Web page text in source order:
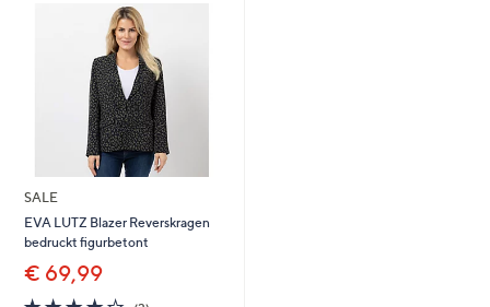
SALE
EVA LUTZ Blazer Reverskragen
bedruckt figurbetont
€ 69,99
3.73